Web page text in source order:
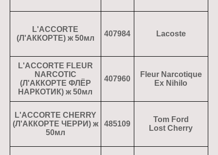
L'ACCORTE
(Л'АККОРТЕ) ж 50мл
407984 Lacoste
L'ACCORTE FLEUR
NARCOTIC
(Л'АККОРТЕ ФЛЁР
НАРКОТИК) ж 50мл
407960
Fleur Narcotique
Ex Nihilo
L'ACCORTE CHERRY
(Л'АККОРТЕ ЧЕРРИ) ж
50мл
485109
Tom Ford
Lost Cherry